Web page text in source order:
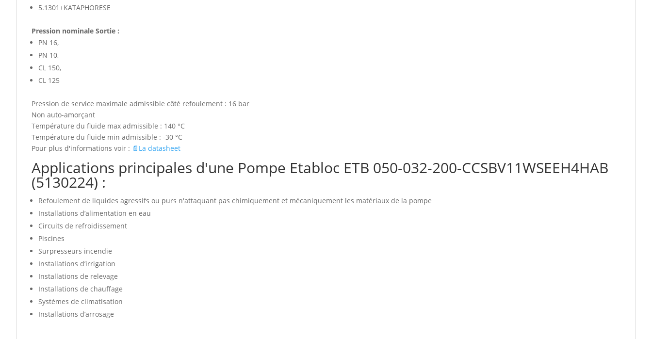
5.1301+KATAPHORESE
Pression nominale Sortie :
PN 16,
PN 10,
CL 150,
CL 125
Pression de service maximale admissible côté refoulement : 16 bar
Non auto-amorçant
Température du fluide max admissible : 140 °C
Température du fluide min admissible : -30 °C
Pour plus d'informations voir : 📄La datasheet
Applications principales d'une Pompe Etabloc ETB 050-032-200-CCSBV11WSEEH4HAB
(5130224) :
Refoulement de liquides agressifs ou purs n'attaquant pas chimiquement et mécaniquement les matériaux de la pompe
Installations d’alimentation en eau
Circuits de refroidissement
Piscines
Surpresseurs incendie
Installations d’irrigation
Installations de relevage
Installations de chauffage
Systèmes de climatisation
Installations d’arrosage